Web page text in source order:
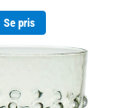
Se pris